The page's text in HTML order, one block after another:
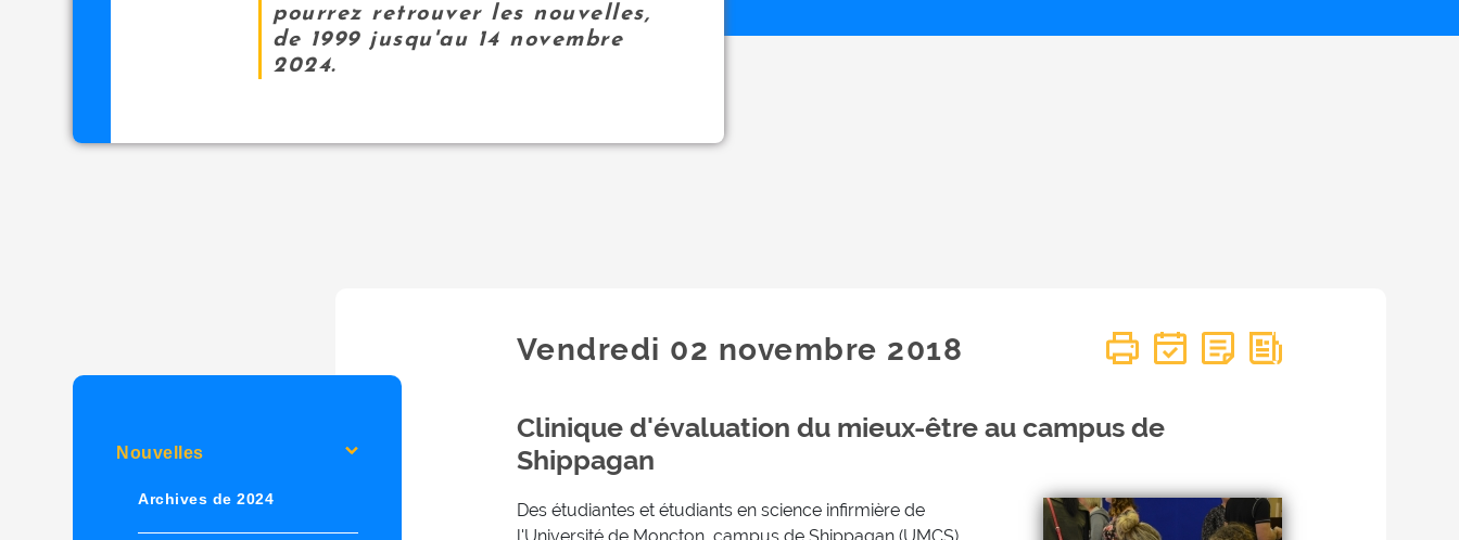
pourrez retrouver les nouvelles,
de 1999 jusqu'au 14 novembre
2024.
Nouvelles
Archives de 2024
Vendredi 02 novembre 2018
Clinique d'évaluation du mieux-être au campus de
Shippagan
Des étudiantes et étudiants en science infirmière de
l'Université de Moncton, campus de Shippagan (UMCS),